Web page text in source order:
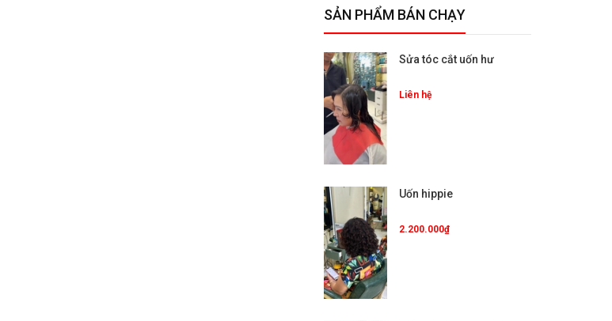
SẢN PHẨM BÁN CHẠY
Sửa tóc cắt uốn hư
Liên hệ
Uốn hippie
2.200.000₫